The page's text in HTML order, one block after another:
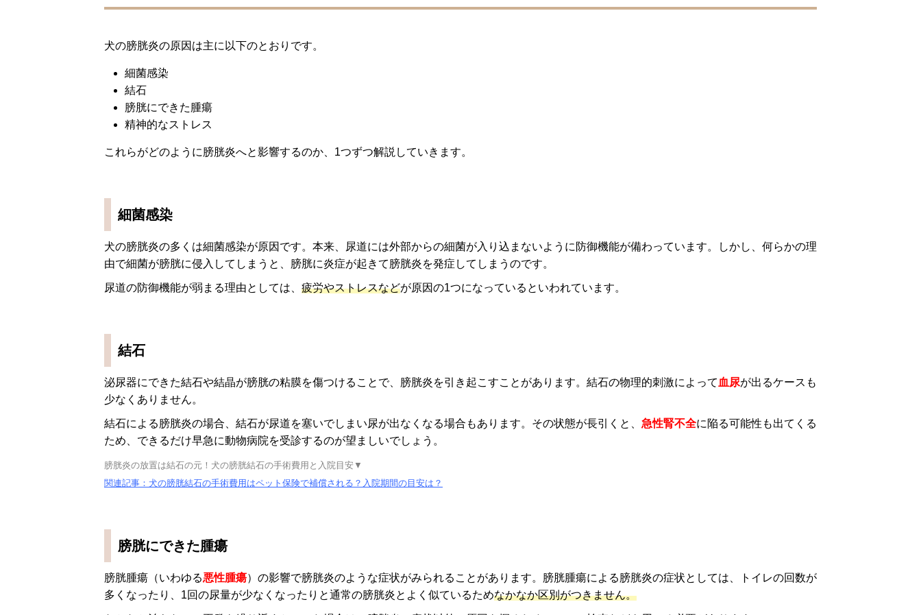
犬の膀胱炎の原因は主に以下のとおりです。
細菌感染
結石
膀胱にできた腫瘍
精神的なストレス
これらがどのように膀胱炎へと影響するのか、1つずつ解説していきます。
細菌感染
犬の膀胱炎の多くは細菌感染が原因です。本来、尿道には外部からの細菌が入り込まないように防御機能が備わっています。しかし、何らかの理
由で細菌が膀胱に侵入してしまうと、膀胱に炎症が起きて膀胱炎を発症してしまうのです。
尿道の防御機能が弱まる理由としては、 疲労やストレスなどが原因の1つになっているといわれています。
結石
泌尿器にできた結石や結晶が膀胱の粘膜を傷つけることで、膀胱炎を引き起こすことがあります。結石の物理的刺激によって 血尿が出るケースも
少なくありません。
結石による膀胱炎の場合、結石が尿道を塞いでしまい尿が出なくなる場合もあります。その状態が長引くと、 急性腎不全に陥る可能性も出てくる
ため、できるだけ早急に動物病院を受診するのが望ましいでしょう。
膀胱炎の放置は結石の元！犬の膀胱結石の手術費用と入院目安▼
関連記事：犬の膀胱結石の手術費用はペット保険で補償される？入院期間の目安は？
膀胱にできた腫瘍
膀胱腫瘍（いわゆる悪性腫瘍）の影響で膀胱炎のような症状がみられることがあります。膀胱腫瘍による膀胱炎の症状としては、トイレの回数が
多くなったり、1回の尿量が少なくなったりと通常の膀胱炎とよく似ているためなかなか区別がつきません。